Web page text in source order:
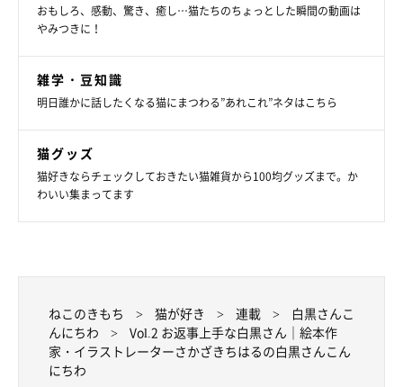
おもしろ、感動、驚き、癒し…猫たちのちょっとした瞬間の動画は
やみつきに！
雑学・豆知識
明日誰かに話したくなる猫にまつわる”あれこれ”ネタはこちら
猫グッズ
猫好きならチェックしておきたい猫雑貨から100均グッズまで。か
わいい集まってます
ねこのきもち 猫が好き 連載
白黒さんこ
んにちわ
Vol.2 お返事上手な白黒さん｜絵本作
家・イラストレーターさかざきちはるの白黒さんこん
にちわ